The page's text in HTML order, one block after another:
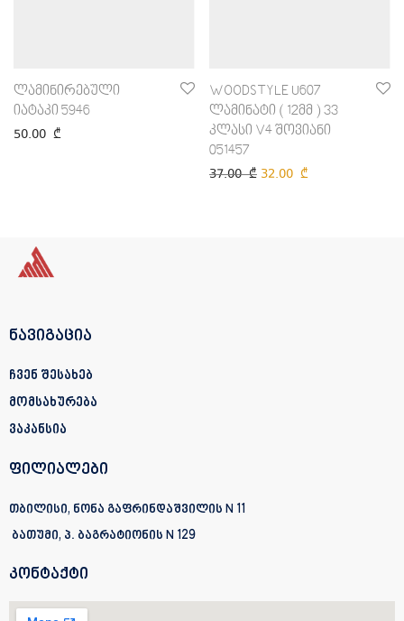
ლამინირებული
იატაკი 5946
50.00 ₾
WOODSTYLE U607
ლამინატი ( 12მმ ) 33
კლასი V4 შოვიანი
051457
37.00₾ 32.00 ₾
ნავიგაცია
ჩვენ შესახებ
მომსახურება
ვაკანსია
ფილიალები
თბილისი, ნონა გაფრინდაშვილის N 11
ბათუმი, პ. ბაგრატიონის N 129
კონტაქტი